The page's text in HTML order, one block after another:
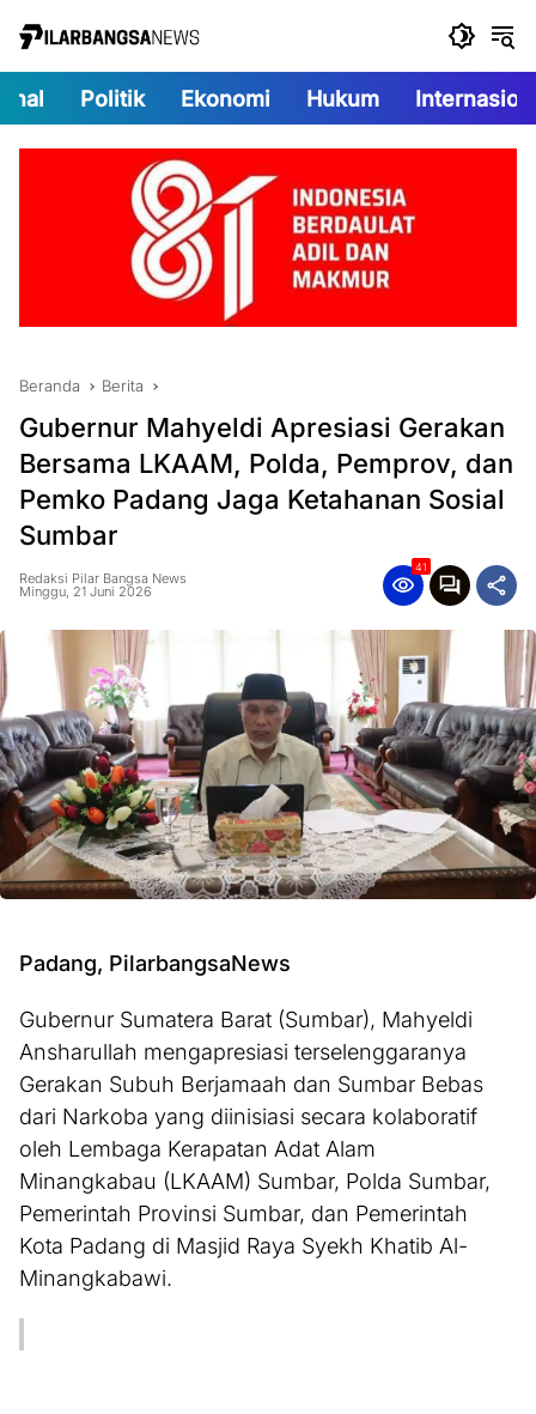
Politik Ekonomi Hukum
Beranda Berita
Gubernur Mahyeldi Apresiasi Gerakan
Bersama LKAAM, Polda, Pemprov, dan
Pemko Padang Jaga Ketahanan Sosial
Sumbar
Redaksi Pilar Bangsa News
Minggu, 21 Juni 2026
41
Padang, PilarbangsaNews
Gubernur Sumatera Barat (Sumbar), Mahyeldi
Ansharullah mengapresiasi terselenggaranya
Gerakan Subuh Berjamaah dan Sumbar Bebas
dari Narkoba yang diinisiasi secara kolaboratif
oleh Lembaga Kerapatan Adat Alam
Minangkabau (LKAAM) Sumbar, Polda Sumbar,
Pemerintah Provinsi Sumbar, dan Pemerintah
Kota Padang di Masjid Raya Syekh Khatib Al-
Minangkabawi.